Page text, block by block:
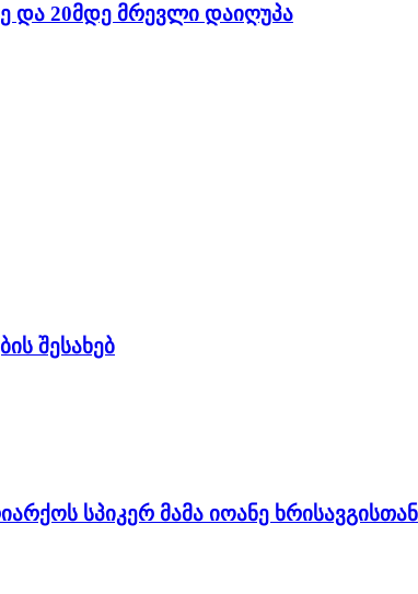
და 20მდე მრევლი დაიღუპა
შესახებ
სპიკერ მამა იოანე ხრისავგისთან